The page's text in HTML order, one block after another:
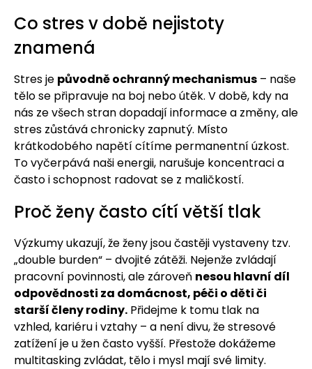
Co stres v době nejistoty
znamená
Stres je původně ochranný mechanismus – naše
tělo se připravuje na boj nebo útěk. V době, kdy na
nás ze všech stran dopadají informace a změny, ale
stres zůstává chronicky zapnutý. Místo
krátkodobého napětí cítíme permanentní úzkost.
To vyčerpává naši energii, narušuje koncentraci a
často i schopnost radovat se z maličkostí.
Proč ženy často cítí větší tlak
Výzkumy ukazují, že ženy jsou častěji vystaveny tzv.
„double burden“ – dvojité zátěži. Nejenže zvládají
pracovní povinnosti, ale zároveň nesou hlavní díl
odpovědnosti za domácnost, péči o děti či
starší členy rodiny. Přidejme k tomu tlak na
vzhled, kariéru i vztahy – a není divu, že stresové
zatížení je u žen často vyšší. Přestože dokážeme
multitasking zvládat, tělo i mysl mají své limity.